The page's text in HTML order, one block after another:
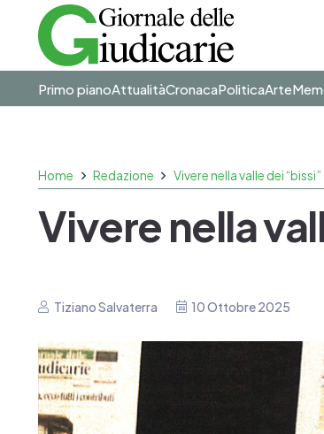
Primo pianoAttualitàCronacaPoliticaArte
Home Redazione Vivere nella valle dei “bissi”
Vivere nella
Tiziano Salvaterra 10 Ottobre 2025